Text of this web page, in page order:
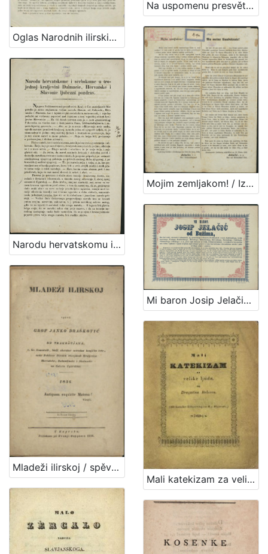
Oglas Narodnih ilirskih novinah i Danice ilirske za godinu 1841 / Ljudevit Gaj
Na uspomenu presvětlomu gospodinu baronu Josipu Jelačiću Bužimskomu, perve banske narodne graničarske regimente pukovniku (P. N.) prigodom njegovog dolazka u Pokupsko / od Pavla Štoosa
Narodu hervatskomu i serbskome u trojednoj kraljevivi Dalmacie, Hervatske i Slavonie ljubezni pozdrav / Jelačić, ban
Mojim zemljakom! / Iz glavnog kvartira u Zvölfaxingu kod Beča 24. listop. 1848. Jelačić, v. r. ban i feldmaršallajtnant
Mladeži ilirskoj / spěva Janko Drašković od Trakoštjana
Mi baron Josip Jelačić od Bužima, ban harvatski ... svemu harvatskomu i slavonskomu narodu i puku od Boga pomoć i pozdrav : [Akoprem je već u kraljevinah Harvatskoj i Slavonii proglašeno, da je svaka urbarialska daća, tlaka i desetina carkvena dotargnuta, ...]
Mali katekizam za velike ljude : (Mit deutscher Uebersetzung von R. v. Zlatarović.)/ od Dragutina Rakovca.